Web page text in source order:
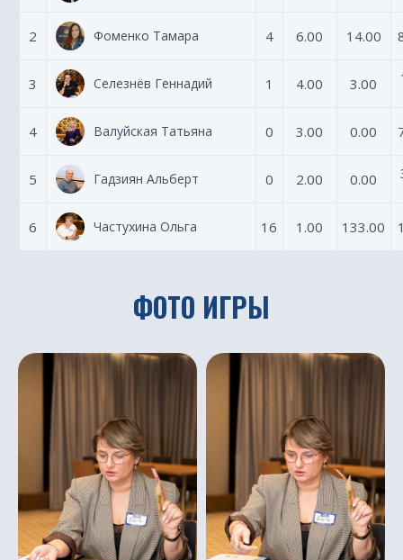
2 Фоменко Тамара 4 6.00 14.00
3 Селезнёв Геннадий 1 4.00 3.00
4 Валуйская Татьяна 0 3.00 0.00
5 Гадзиян Альберт 0 2.00 0.00
6 Частухина Ольга 16 1.00 133.00
ФОТО ИГРЫ